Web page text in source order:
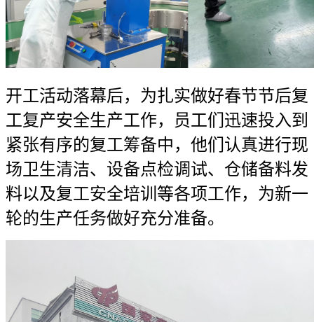
开工活动落幕后，为扎实做好春节节后复
工复产安全生产工作，员工们迅速投入到
紧张有序的复工筹备中，他们认真进行现
场卫生清洁、设备点检调试、仓储备料发
料以及复工安全培训等各项工作，为新一
轮的生产任务做好充分准备。